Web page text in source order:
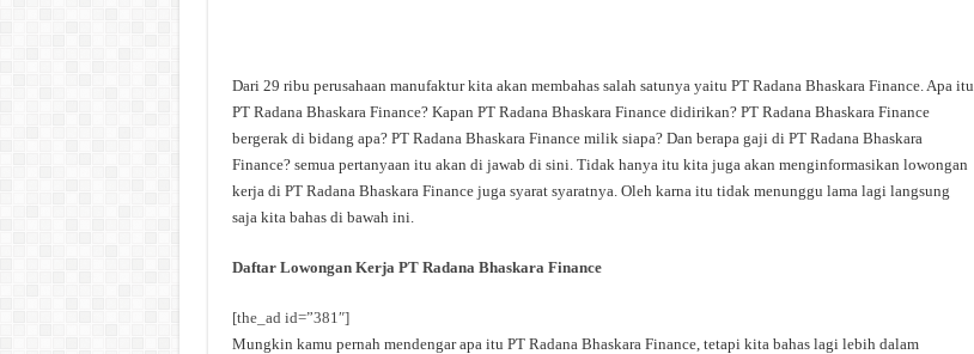
Dari 29 ribu perusahaan manufaktur kita akan membahas salah satunya yaitu PT Radana Bhaskara Finance. Apa itu
PT Radana Bhaskara Finance? Kapan PT Radana Bhaskara Finance didirikan? PT Radana Bhaskara Finance
bergerak di bidang apa? PT Radana Bhaskara Finance milik siapa? Dan berapa gaji di PT Radana Bhaskara
Finance? semua pertanyaan itu akan di jawab di sini. Tidak hanya itu kita juga akan menginformasikan lowongan
kerja di PT Radana Bhaskara Finance juga syarat syaratnya. Oleh karna itu tidak menunggu lama lagi langsung
saja kita bahas di bawah ini.
Daftar Lowongan Kerja PT Radana Bhaskara Finance
[the_ad id=”381″]
Mungkin kamu pernah mendengar apa itu PT Radana Bhaskara Finance, tetapi kita bahas lagi lebih dalam